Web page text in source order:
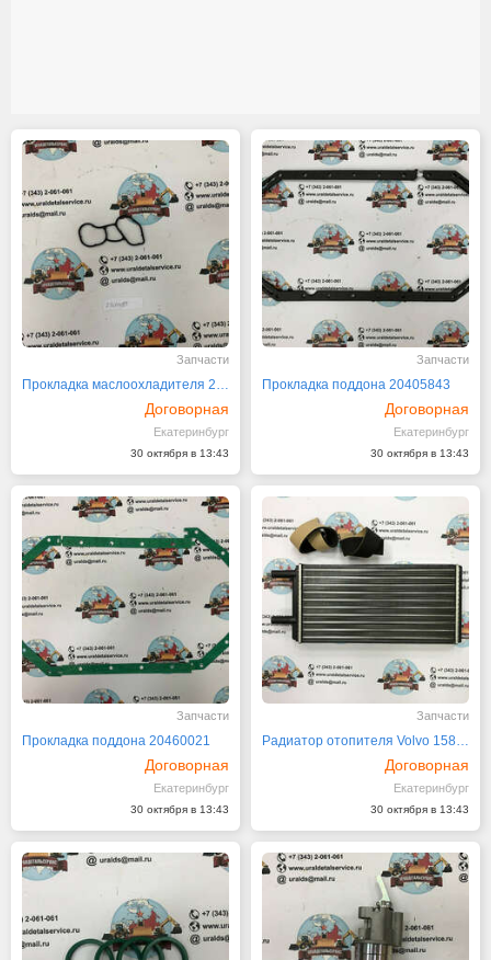
Запчасти
Прокладка маслоохладителя 21611489
Договорная
Екатеринбург
30 октября в 13:43
Запчасти
Прокладка поддона 20405843
Договорная
Екатеринбург
30 октября в 13:43
Запчасти
Прокладка поддона 20460021
Договорная
Екатеринбург
30 октября в 13:43
Запчасти
Радиатор отопителя Volvo 1587964, 1623588
Договорная
Екатеринбург
30 октября в 13:43